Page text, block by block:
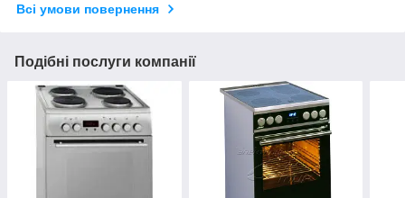
Всі умови повернення
Подібні послуги компанії